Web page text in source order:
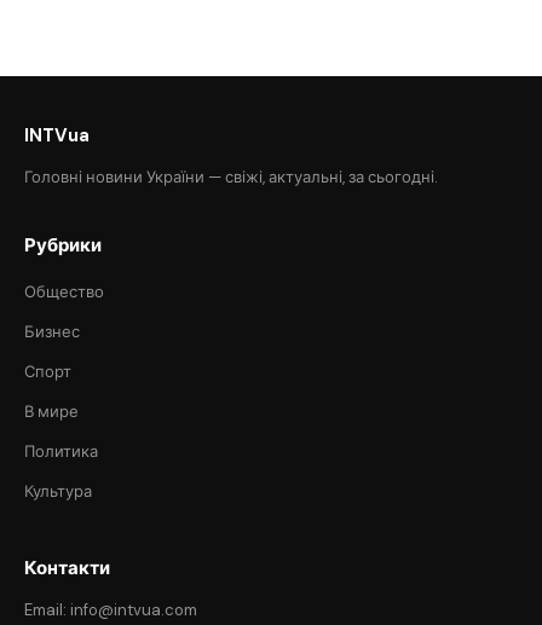
INTVua
Головні новини України — свіжі, актуальні, за сьогодні.
Рубрики
Общество
Бизнес
Спорт
В мире
Политика
Культура
Контакти
Email: info@intvua.com